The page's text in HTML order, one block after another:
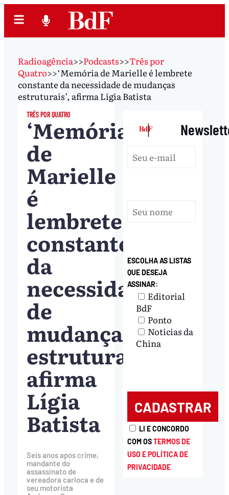
Radioagência>>Podcasts>>Três por
Quatro>>‘Memória de Marielle é lembrete
constante da necessidade de mudanças
estruturais’, afirma Lígia Batista
TRÊS POR QUATRO
‘Memória
de
Marielle
é
lembrete
constante
da
necessidade
de
mudanças
estruturais’,
afirma
Lígia
Batista
Seis anos após crime,
mandante do
assassinato de
vereadora carioca e de
seu motorista
|
ESCOLHA AS LISTAS
QUE DESEJA
ASSINAR:
Editorial
BdF
Ponto
Notícias da
China
LI E CONCORDO
COM OSTERMOS DE
USO E POLÍTICA DE
PRIVACIDADE